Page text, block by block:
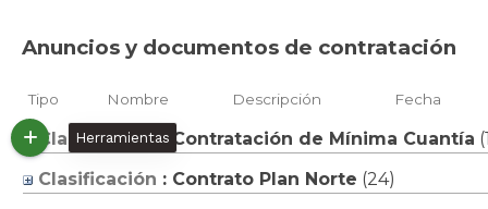
​Anuncios y documentos de contratación
Tipo Nombre Descripción Fecha
Clasificación: Contratación de Mínima Cuantía
Clasificación : Contrato Plan Norte ‎(24)
Herramientas